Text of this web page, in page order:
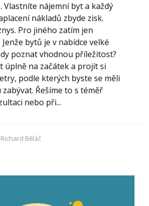
Vlastníte nájemní byt a každý
nákladů zbyde zisk.
Pro jiného zatím jen
bytů je v nabídce velké
poznat vhodnou příležitost?
úplně na začátek a projít si
podle kterých byste se měli
Řešíme to s téměř
nebo při...
Richard Běláč